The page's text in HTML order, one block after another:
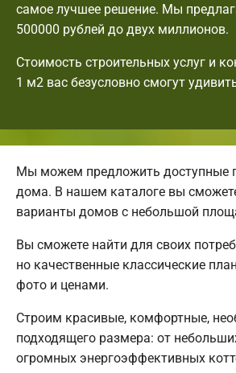
самое лучшее решение. Мы
500000 рублей до двух миллионов.
Стоимость строительных услуг и
1 м2 вас безусловно смогут
Мы можем предложить доступные
дома. В нашем каталоге вы
варианты домов с небольшой
Вы сможете найти для своих
но качественные классические
фото и ценами.
Строим красивые, комфортные,
подходящего размера: от
огромных энергоэффективных